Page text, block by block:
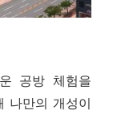
공방 체험을
나만의 개성이